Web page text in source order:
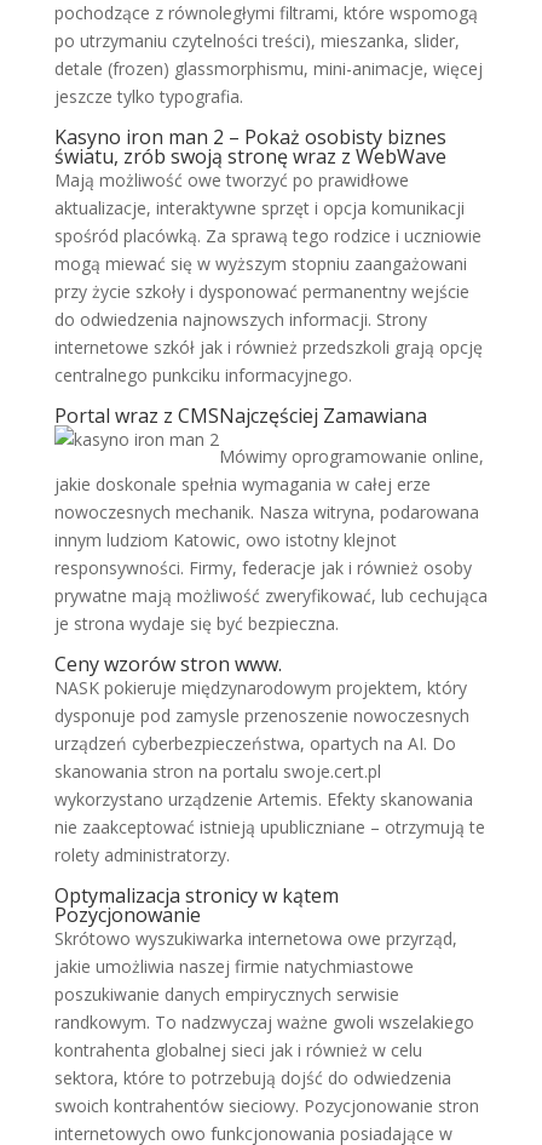
pochodzące z równoległymi filtrami, które wspomogą
po utrzymaniu czytelności treści), mieszanka, slider,
detale (frozen) glassmorphismu, mini-animacje, więcej
jeszcze tylko typografia.
Kasyno iron man 2 – Pokaż osobisty biznes
światu, zrób swoją stronę wraz z WebWave
Mają możliwość owe tworzyć po prawidłowe
aktualizacje, interaktywne sprzęt i opcja komunikacji
spośród placówką. Za sprawą tego rodzice i uczniowie
mogą miewać się w wyższym stopniu zaangażowani
przy życie szkoły i dysponować permanentny wejście
do odwiedzenia najnowszych informacji. Strony
internetowe szkół jak i również przedszkoli grają opcję
centralnego punkciku informacyjnego.
Portal wraz z CMSNajczęściej Zamawiana
Mówimy oprogramowanie online,
jakie doskonale spełnia wymagania w całej erze
nowoczesnych mechanik. Nasza witryna, podarowana
innym ludziom Katowic, owo istotny klejnot
responsywności. Firmy, federacje jak i również osoby
prywatne mają możliwość zweryfikować, lub cechująca
je strona wydaje się być bezpieczna.
Ceny wzorów stron www.
NASK pokieruje międzynarodowym projektem, który
dysponuje pod zamysle przenoszenie nowoczesnych
urządzeń cyberbezpieczeństwa, opartych na AI. Do
skanowania stron na portalu swoje.cert.pl
wykorzystano urządzenie Artemis. Efekty skanowania
nie zaakceptować istnieją upubliczniane – otrzymują te
rolety administratorzy.
Optymalizacja stronicy w kątem
Pozycjonowanie
Skrótowo wyszukiwarka internetowa owe przyrząd,
jakie umożliwia naszej firmie natychmiastowe
poszukiwanie danych empirycznych serwisie
randkowym. To nadzwyczaj ważne gwoli wszelakiego
kontrahenta globalnej sieci jak i również w celu
sektora, które to potrzebują dojść do odwiedzenia
swoich kontrahentów sieciowy. Pozycjonowanie stron
internetowych owo funkcjonowania posiadające w